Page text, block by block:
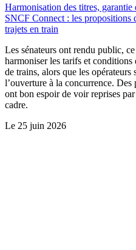
Harmonisation des titres,
SNCF Connect : les propositions
trajets en train
Les sénateurs ont rendu public,
harmoniser les tarifs et conditions
de trains, alors que les
l’ouverture à la concurrence.
ont bon espoir de voir reprises
cadre.
Le 25 juin 2026